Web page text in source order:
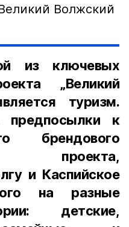
Волжский
из ключевых
„Великий
туризм.
предпосылки к
брендового
проекта,
и Каспийское
на разные
детские,